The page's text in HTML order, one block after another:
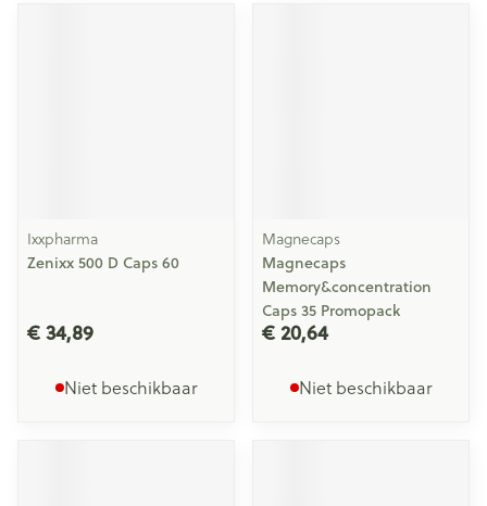
Ixxpharma
Zenixx 500 D Caps 60
€ 34,89
Niet beschikbaar
Magnecaps
Magnecaps
Memory&concentration
Caps 35 Promopack
€ 20,64
Niet beschikbaar